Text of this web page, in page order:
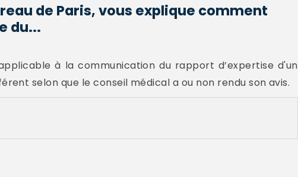
de Paris, vous explique comment
du...
à la communication du rapport d’expertise d'un
selon que le conseil médical a ou non rendu son avis.